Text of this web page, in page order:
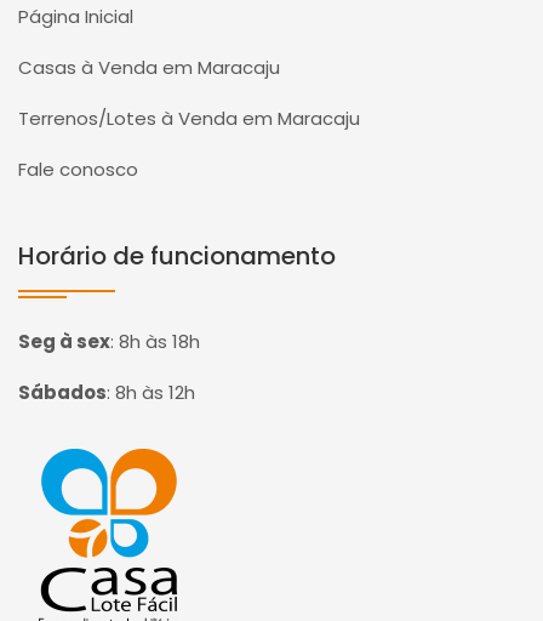
Página Inicial
Casas à Venda em Maracaju
Terrenos/Lotes à Venda em Maracaju
Fale conosco
Horário de funcionamento
Seg à sex: 8h às 18h
Sábados: 8h às 12h
Página inicial